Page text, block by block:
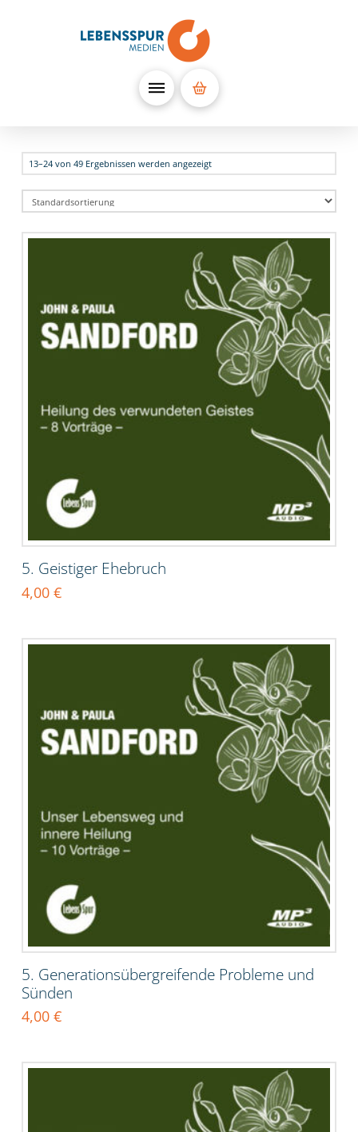
13–24 von 49 Ergebnissen werden angezeigt
5. Geistiger Ehebruch
4,00 €
5. Generationsübergreifende Probleme und
Sünden
4,00 €